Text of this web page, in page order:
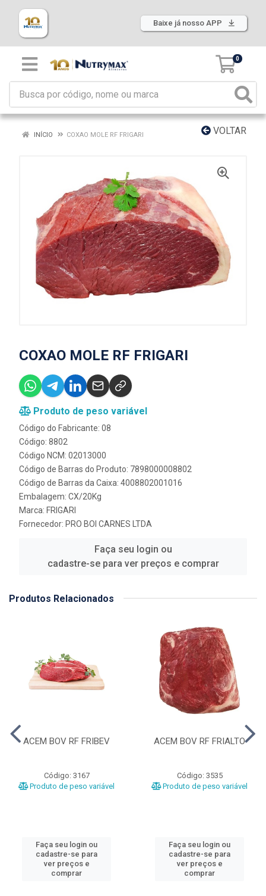
Baixe já nosso APP
0
VOLTAR
INÍCIO COXAO MOLE RF FRIGARI
COXAO MOLE RF FRIGARI
Produto de peso variável
Código do Fabricante: 08
Código: 8802
Código NCM: 02013000
Código de Barras do Produto: 7898000008802
Código de Barras da Caixa: 4008802001016
Embalagem: CX/20Kg
Marca: FRIGARI
Fornecedor: PRO BOI CARNES LTDA
Faça seu login ou
cadastre-se para ver preços e comprar
Produtos Relacionados
ACEM BOV RF FRIBEV
Código: 3167
Produto de peso variável
Faça seu login ou
cadastre-se para
ver preços e
comprar
ACEM BOV RF FRIALTO
Código: 3535
Produto de peso variável
Faça seu login ou
cadastre-se para
ver preços e
comprar